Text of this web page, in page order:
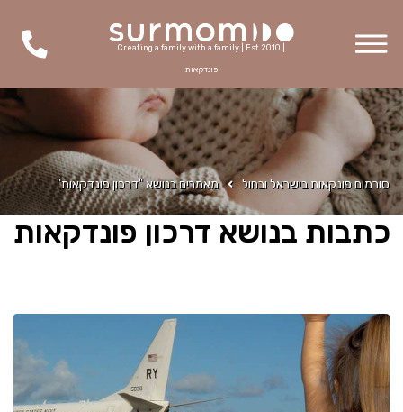
Creating a family with a family | Est 2010 |
פונדקאות
סורמום פונקאות בישראל ובחול מאמרים בנושא "דרכון פונדקאות"
כתבות בנושא דרכון פונדקאות